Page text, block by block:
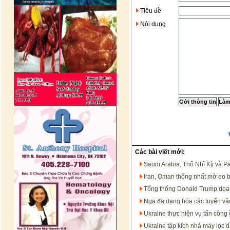
Tiêu đề
Nội dung
Các bài viết mới:
Saudi Arabia, Thổ Nhĩ Kỳ và
Iran, Oman thống nhất mở eo
Tổng thống Donald Trump
Nga đa dạng hóa các tuyến
Ukraine thực hiện vụ tấn công
Ukraine tập kích nhà máy lọc